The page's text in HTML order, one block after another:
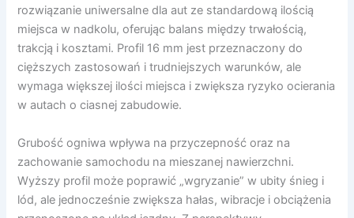
rozwiązanie uniwersalne dla aut ze standardową ilością
miejsca w nadkolu, oferując balans między trwałością,
trakcją i kosztami. Profil 16 mm jest przeznaczony do
cięższych zastosowań i trudniejszych warunków, ale
wymaga większej ilości miejsca i zwiększa ryzyko ocierania
w autach o ciasnej zabudowie.
Grubość ogniwa wpływa na przyczepność oraz na
zachowanie samochodu na mieszanej nawierzchni.
Wyższy profil może poprawić „wgryzanie” w ubity śnieg i
lód, ale jednocześnie zwiększa hałas, wibracje i obciążenia